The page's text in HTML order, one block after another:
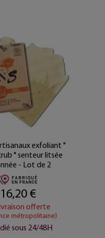
exfoliant "
" senteur litsée
- Lot de 2
16,20 €
offerte
métropolitaine)
sous 24/48H